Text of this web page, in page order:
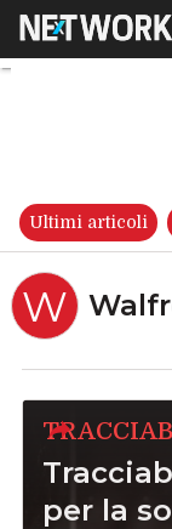
Ultimi articoli
W
per la